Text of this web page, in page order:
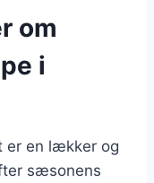
om
i
er en lækker og
sæsonens